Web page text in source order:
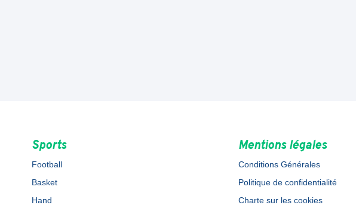
Sports
Football
Basket
Hand
Mentions légales
Conditions Générales
Politique de confidentialité
Charte sur les cookies